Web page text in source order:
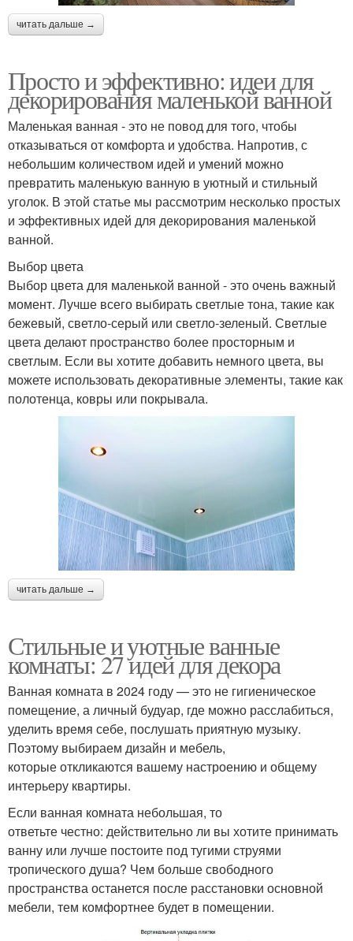
читать дальше →
Просто и эффективно: идеи для
декорирования маленькой ванной
Маленькая ванная - это не повод для того, чтобы
отказываться от комфорта и удобства. Напротив, с
небольшим количеством идей и умений можно
превратить маленькую ванную в уютный и стильный
уголок. В этой статье мы рассмотрим несколько простых
и эффективных идей для декорирования маленькой
ванной.
Выбор цвета
Выбор цвета для маленькой ванной - это очень важный
момент. Лучше всего выбирать светлые тона, такие как
бежевый, светло-серый или светло-зеленый. Светлые
цвета делают пространство более просторным и
светлым. Если вы хотите добавить немного цвета, вы
можете использовать декоративные элементы, такие как
полотенца, ковры или покрывала.
читать дальше →
Стильные и уютные ванные
комнаты: 27 идей для декора
Ванная комната в 2024 году — это не гигиеническое
помещение, а личный будуар, где можно расслабиться,
уделить время себе, послушать приятную музыку.
Поэтому выбираем дизайн и мебель,
которые откликаются вашему настроению и общему
интерьеру квартиры.
Если ванная комната небольшая, то
ответьте честно: действительно ли вы хотите принимать
ванну или лучше постоите под тугими струями
тропического душа? Чем больше свободного
пространства останется после расстановки основной
мебели, тем комфортнее будет в помещении.